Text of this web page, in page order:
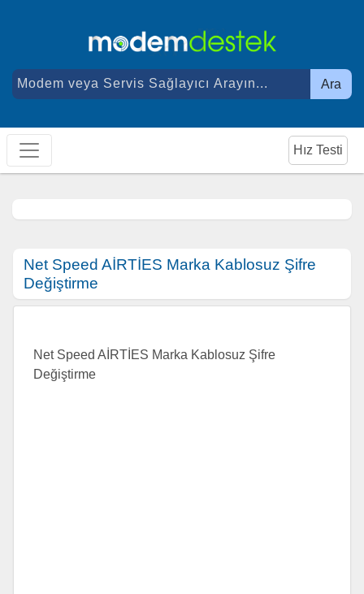
Ara
Hız Testi
Net Speed AİRTİES Marka Kablosuz Şifre
Değiştirme
Net Speed AİRTİES Marka Kablosuz Şifre
Değiştirme